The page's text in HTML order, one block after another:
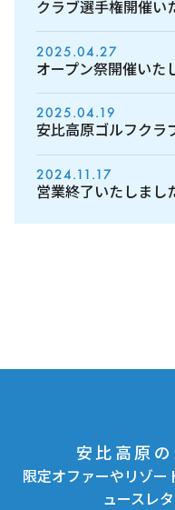
クラブ選手権開催い
2025.04.27
オープン祭開催いた
2025.04.19
安比高原ゴルフクラ
2024.11.17
営業終了いたしまし
安比高原
限定オファーやリゾー
ュースレ